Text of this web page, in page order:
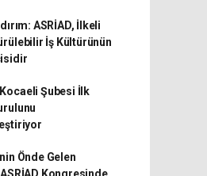
ASRİAD, İlkeli
İş Kültürünün
Şubesi İlk
Önde Gelen